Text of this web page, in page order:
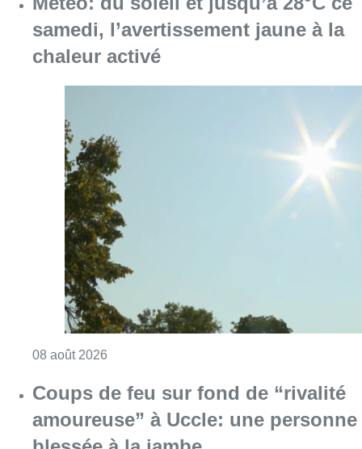
08 août 2026Consulter l'article "Météo: du soleil et
Coups de feu sur fond de “rivalité
amoureuse” à Uccle: une personne
blessée à la jambe